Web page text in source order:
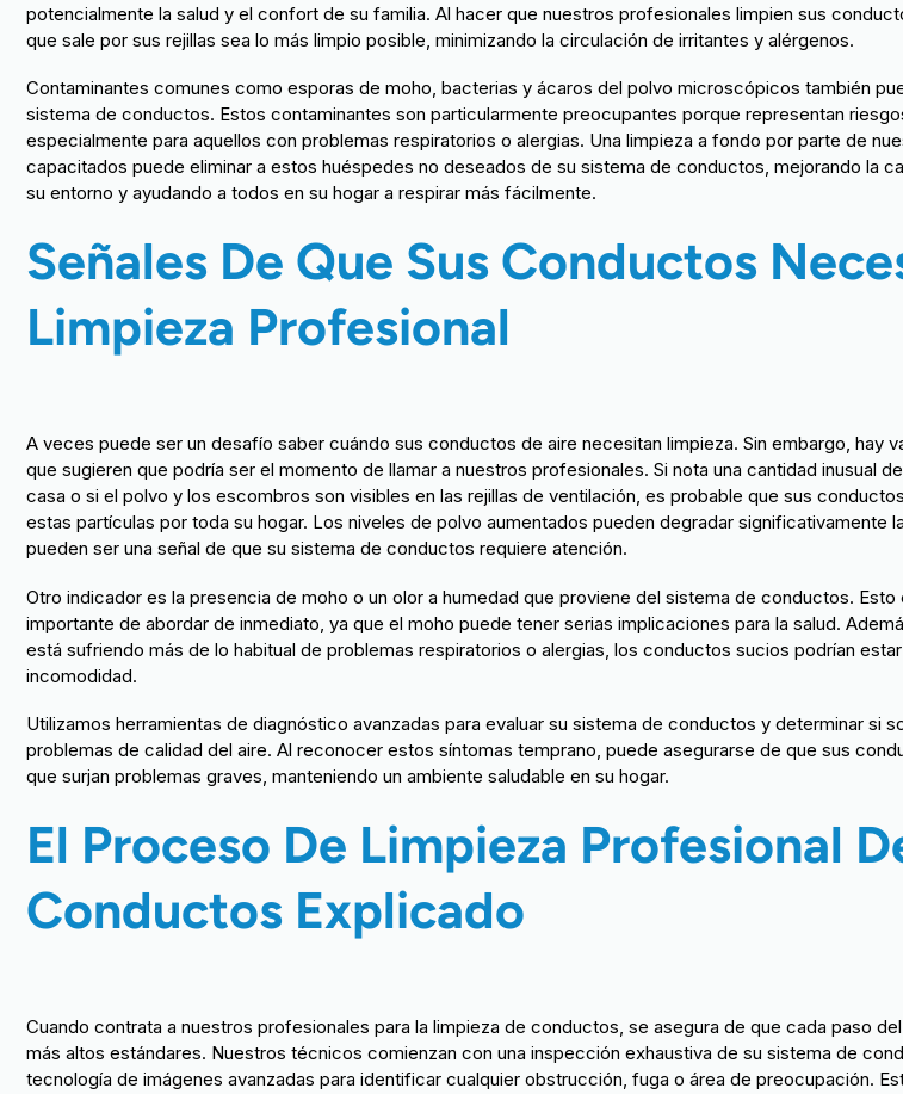
potencialmente la salud y el confort de su familia. Al hacer que nuestros profesionales limpien sus
que sale por sus rejillas sea lo más limpio posible, minimizando la circulación de irritantes y alérgenos.
Contaminantes comunes como esporas de moho, bacterias y ácaros del polvo microscópicos también
sistema de conductos. Estos contaminantes son particularmente preocupantes porque representan
especialmente para aquellos con problemas respiratorios o alergias. Una limpieza a fondo por parte de
capacitados puede eliminar a estos huéspedes no deseados de su sistema de conductos, mejorando la
su entorno y ayudando a todos en su hogar a respirar más fácilmente.
Señales De Que Sus Conductos
Limpieza Profesional
A veces puede ser un desafío saber cuándo sus conductos de aire necesitan limpieza. Sin embargo, hay
que sugieren que podría ser el momento de llamar a nuestros profesionales. Si nota una cantidad inusual
casa o si el polvo y los escombros son visibles en las rejillas de ventilación, es probable que sus
estas partículas por toda su hogar. Los niveles de polvo aumentados pueden degradar significativamente
pueden ser una señal de que su sistema de conductos requiere atención.
Otro indicador es la presencia de moho o un olor a humedad que proviene del sistema de conductos. Esto
importante de abordar de inmediato, ya que el moho puede tener serias implicaciones para la salud.
está sufriendo más de lo habitual de problemas respiratorios o alergias, los conductos sucios podrían
incomodidad.
Utilizamos herramientas de diagnóstico avanzadas para evaluar su sistema de conductos y determinar si
problemas de calidad del aire. Al reconocer estos síntomas temprano, puede asegurarse de que sus
que surjan problemas graves, manteniendo un ambiente saludable en su hogar.
El Proceso De Limpieza Profesional
Conductos Explicado
Cuando contrata a nuestros profesionales para la limpieza de conductos, se asegura de que cada paso
más altos estándares. Nuestros técnicos comienzan con una inspección exhaustiva de su sistema de
tecnología de imágenes avanzadas para identificar cualquier obstrucción, fuga o área de preocupación.